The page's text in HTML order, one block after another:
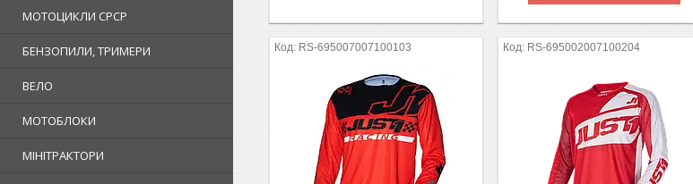
МОТОЦИКЛИ СРСР
БЕНЗОПИЛИ, ТРИМЕРИ
ВЕЛО
МОТОБЛОКИ
МІНІТРАКТОРИ
RS-695007007100103 RS-695002007100204